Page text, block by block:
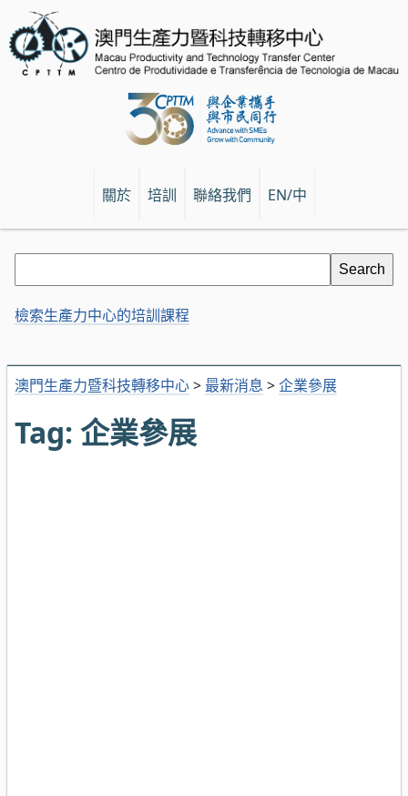
關於 培訓 聯絡我們 EN/中
澳門生產力暨科技轉移中心> 最新消息 >企業參展
Tag: 企業參展
檢索生產力中心的培訓課程